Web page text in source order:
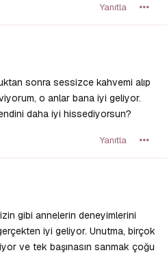
Yanıtla
sonra sessizce kahvemi alıp
o anlar bana iyi geliyor.
daha iyi hissediyorsun?
Yanıtla
gibi annelerin deneyimlerini
iyi geliyor. Unutma, birçok
ve tek başınasın sanmak çoğu